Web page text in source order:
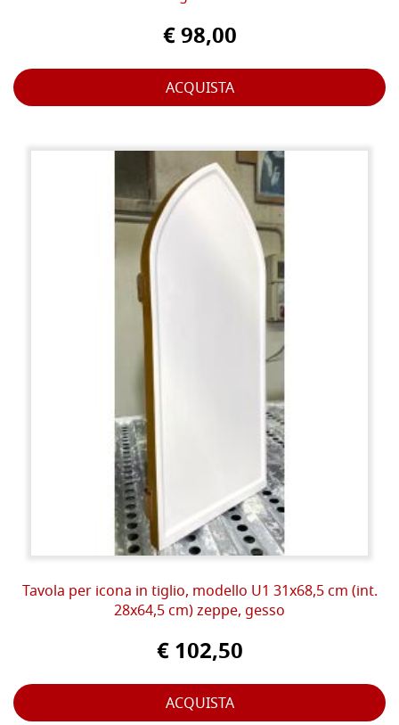
€ 98,00
ACQUISTA
Tavola per icona in tiglio, modello U1 31x68,5 cm (int.
28x64,5 cm) zeppe, gesso
€ 102,50
ACQUISTA